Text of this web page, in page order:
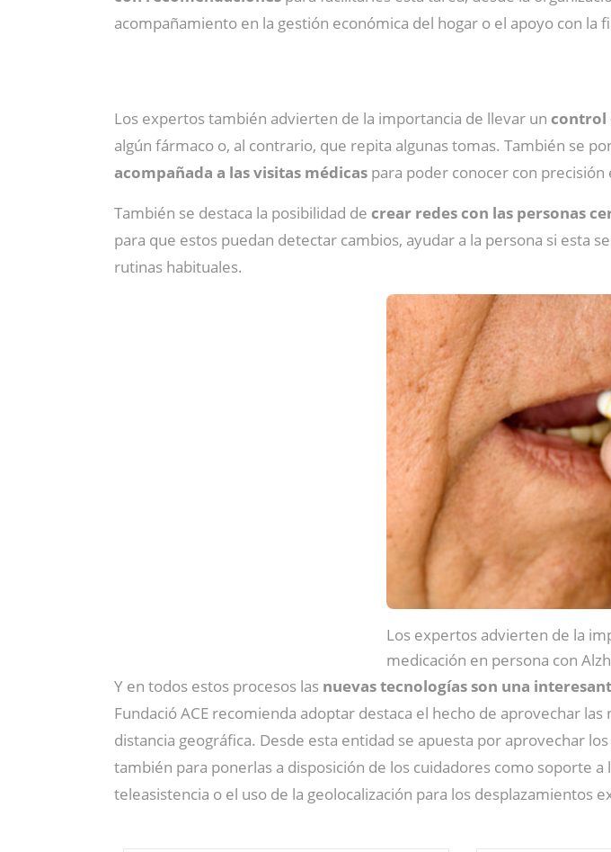
acompañamiento en la gestión económica del hogar o el apoyo con
Los expertos también advierten de la importancia de llevar un control
algún fármaco o, al contrario, que repita algunas tomas. También se
acompañada a las visitas médicas para poder conocer con
También se destaca la posibilidad de crear redes con las personas
para que estos puedan detectar cambios, ayudar a la persona si esta
rutinas habituales.
Los expertos advierten de la
medicación en persona con
Y en todos estos procesos las nuevas tecnologías son una
Fundació ACE recomienda adoptar destaca el hecho de aprovechar
distancia geográfica. Desde esta entidad se apuesta por aprovechar
también para ponerlas a disposición de los cuidadores como soporte
teleasistencia o el uso de la geolocalización para los desplazamientos